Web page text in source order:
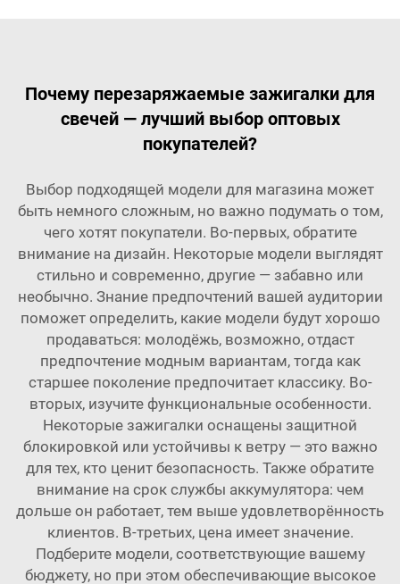
Почему перезаряжаемые зажигалки для
свечей — лучший выбор оптовых
покупателей?
Выбор подходящей модели для магазина может
быть немного сложным, но важно подумать о том,
чего хотят покупатели. Во-первых, обратите
внимание на дизайн. Некоторые модели выглядят
стильно и современно, другие — забавно или
необычно. Знание предпочтений вашей аудитории
поможет определить, какие модели будут хорошо
продаваться: молодёжь, возможно, отдаст
предпочтение модным вариантам, тогда как
старшее поколение предпочитает классику. Во-
вторых, изучите функциональные особенности.
Некоторые зажигалки оснащены защитной
блокировкой или устойчивы к ветру — это важно
для тех, кто ценит безопасность. Также обратите
внимание на срок службы аккумулятора: чем
дольше он работает, тем выше удовлетворённость
клиентов. В-третьих, цена имеет значение.
Подберите модели, соответствующие вашему
бюджету, но при этом обеспечивающие высокое